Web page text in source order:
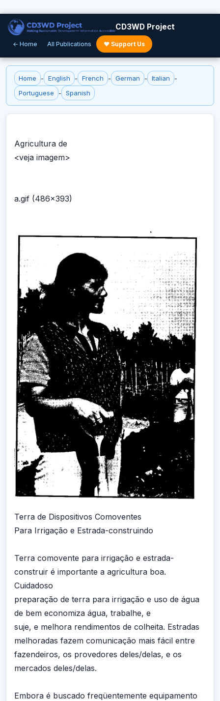
CD3WD Project
← Home All Publications ♥ Support Us
Home - English - French - German - Italian
-
Portuguese
- Spanish
Agricultura de
<veja imagem>
a.gif (486x393)
Terra de Dispositivos Comoventes
Para Irrigação e Estrada-construindo
Terra comovente para irrigação e estrada-
construir é importante a agricultura boa.
Cuidadoso
preparação de terra para irrigação e uso de água
de bem economiza água, trabalhe, e
suje, e melhora rendimentos de colheita. Estradas
melhoradas fazem comunicação mais fácil entre
fazendeiros, os provedores deles/delas, e os
mercados deles/delas.
Embora é buscado freqüentemente equipamento